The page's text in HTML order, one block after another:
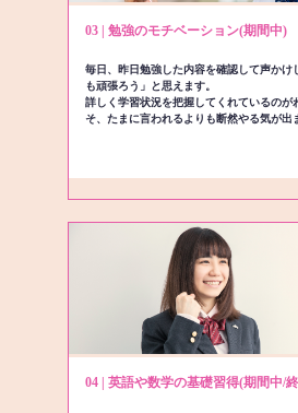
03 | 勉強のモチベーション(期間中)
毎日、昨日勉強した内容を確認して声かけ
も頑張ろう」と思えます。
詳しく学習状況を把握してくれているのが
そ、たまに言われるよりも断然やる気が出
04 | 英語や数学の基礎習得(期間中/